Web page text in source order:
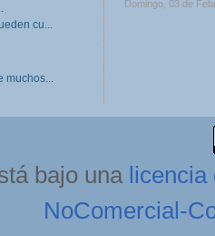
cu...
Domingo, 03 de
Formación
bajo una licencia
NoComercial-